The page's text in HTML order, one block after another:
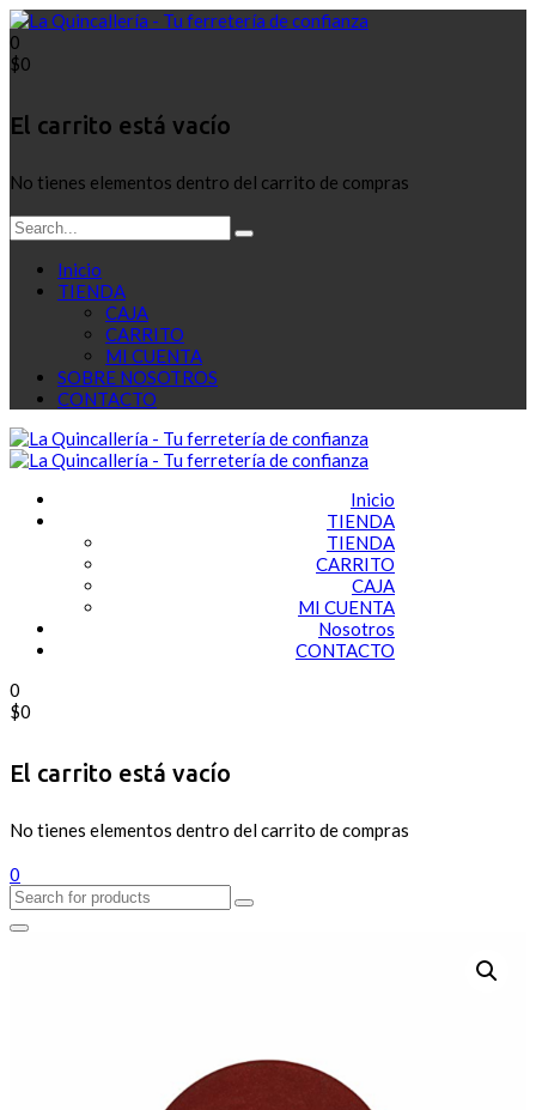
0
$0
El carrito está vacío
No tienes elementos dentro del carrito de compras
Inicio
TIENDA
CAJA
CARRITO
MI CUENTA
SOBRE NOSOTROS
CONTACTO
Inicio
TIENDA
TIENDA
CARRITO
CAJA
MI CUENTA
Nosotros
CONTACTO
0
$0
El carrito está vacío
No tienes elementos dentro del carrito de compras
0